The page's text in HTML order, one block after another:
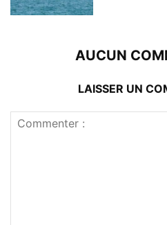
AUCUN
LAISSER UN